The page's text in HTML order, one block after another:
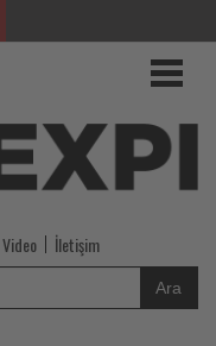
Video İletişim
Ara